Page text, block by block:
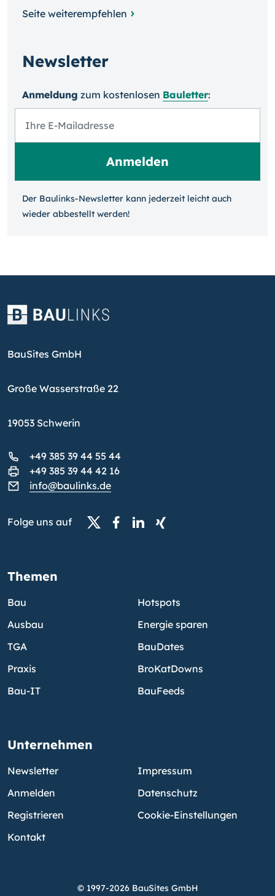
Seite weiterempfehlen
Newsletter
Anmeldung zum kosten­losen Bauletter:
Der Baulinks-Newsletter kann jeder­zeit leicht auch
wieder ab­bestellt werden!
BauSites GmbH
Große Wasserstraße 22
19053 Schwerin
+49 385 39 44 55 44
+49 385 39 44 42 16
info@baulinks.de
Folge uns auf
Themen
Bau
Ausbau
TGA
Praxis
Bau-IT
Hotspots
Energie sparen
BauDates
BroKatDowns
BauFeeds
Unternehmen
Newsletter
Anmelden
Registrieren
Kontakt
Impressum
Datenschutz
Cookie-Einstellungen
© 1997-2026 BauSites GmbH